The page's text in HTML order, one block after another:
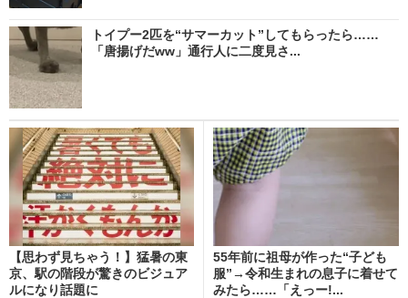
トイプー2匹を“サマーカット”してもらったら……
「唐揚げだww」通行人に二度見さ...
【思わず見ちゃう！】猛暑の東
京、駅の階段が驚きのビジュア
ルになり話題に
55年前に祖母が作った“子ども
服”→令和生まれの息子に着せて
みたら……「えっー!...